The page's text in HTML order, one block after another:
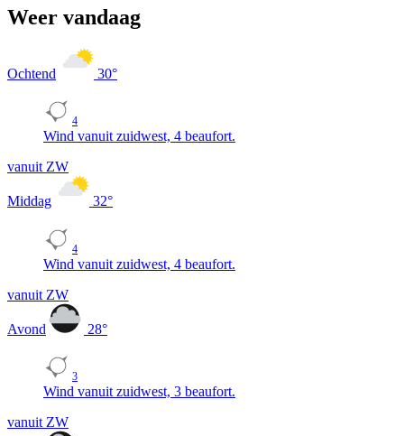
Weer vandaag
Ochtend 30°
4
Wind vanuit zuidwest, 4 beaufort.
vanuit ZW
Middag 32°
4
Wind vanuit zuidwest, 4 beaufort.
vanuit ZW
Avond 28°
3
Wind vanuit zuidwest, 3 beaufort.
vanuit ZW